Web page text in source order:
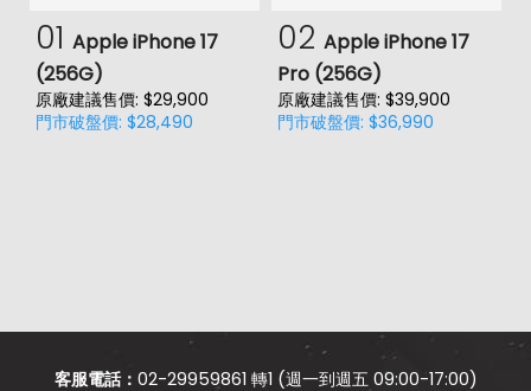
01 Apple iPhone 17
(256G)
原廠建議售價: $29,900
門市破盤價: $28,490
02 Apple iPhone 17
Pro (256G)
原廠建議售價: $39,900
門市破盤價: $36,990
客服電話： 02-29959861 轉1 (週一到週五 09:00-17:00)